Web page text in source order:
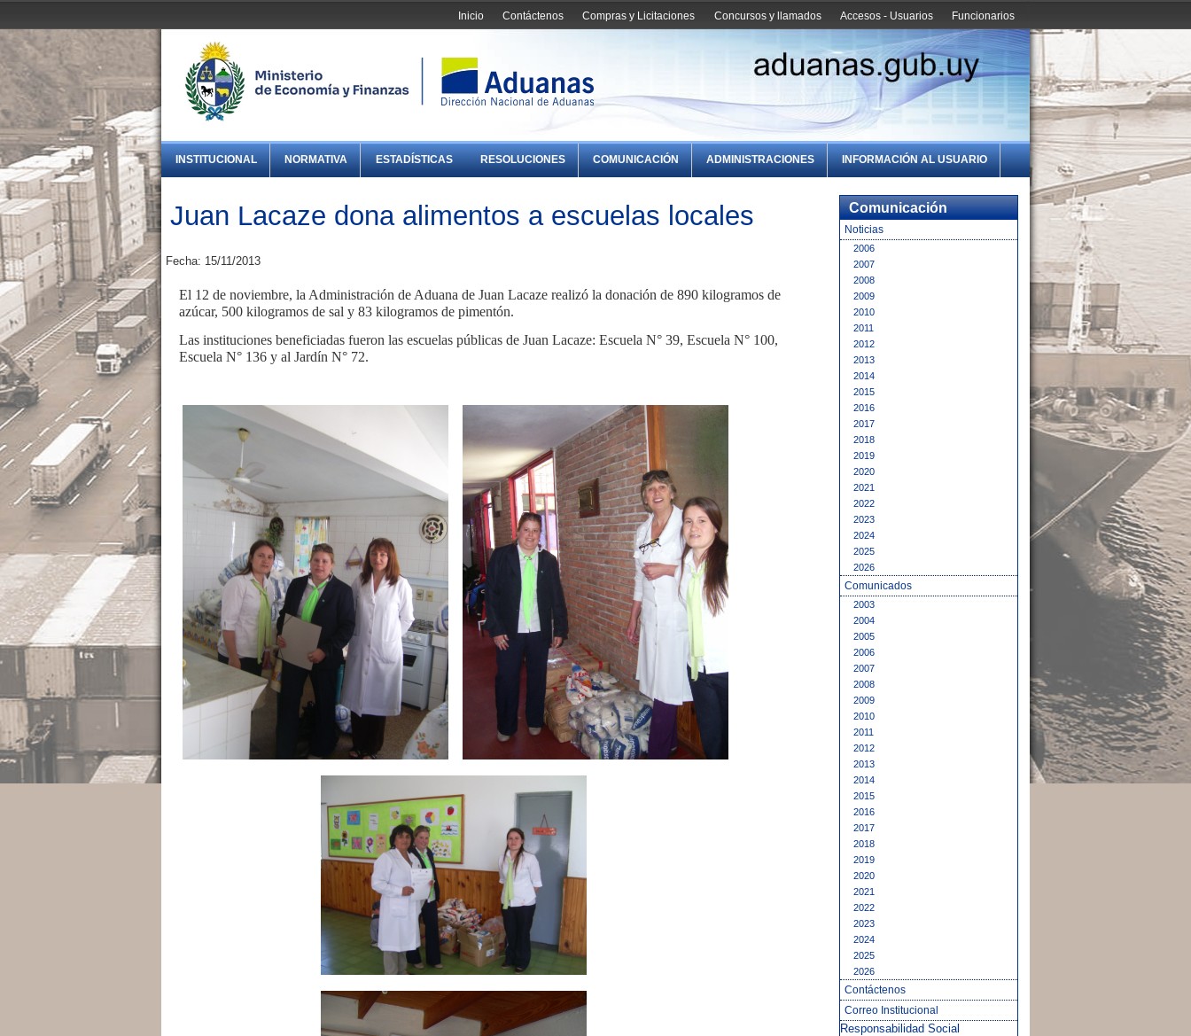
Funcionarios
Accesos - Usuarios
Concursos y llamados
Compras y Licitaciones
Contáctenos
Inicio
INSTITUCIONAL NORMATIVA ESTADÍSTICAS RESOLUCIONES COMUNICACIÓN ADMINISTRACIONES INFORMACIÓN AL USUARIO
Juan Lacaze dona alimentos a escuelas locales
Fecha: 15/11/2013
El 12 de noviembre, la Administración de Aduana de Juan Lacaze realizó la donación de 890 kilogramos de
azúcar, 500 kilogramos de sal y 83 kilogramos de pimentón.
Las instituciones beneficiadas fueron las escuelas públicas de Juan Lacaze: Escuela N° 39, Escuela N° 100,
Escuela N° 136 y al Jardín N° 72.
Comunicación
Noticias
2006
2007
2008
2009
2010
2011
2012
2013
2014
2015
2016
2017
2018
2019
2020
2021
2022
2023
2024
2025
2026
Comunicados
2003
2004
2005
2006
2007
2008
2009
2010
2011
2012
2013
2014
2015
2016
2017
2018
2019
2020
2021
2022
2023
2024
2025
2026
Contáctenos
Correo Institucional
Responsabilidad Social